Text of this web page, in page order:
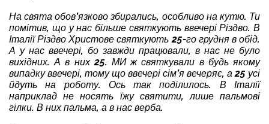
На свята обов’язково збирались, особливо на кутю. Ти
помітив, що у нас більше святкують ввечері Різдво. В
Італії Різдво Христове святкують 25-го грудня в обід.
А у нас ввечері, бо завжди працювали, в нас не було
вихідних. А в них 25. МИ ж святкували в будь якому
випадку ввечері, тому що ввечері сім’я вечеряє, а 25 усі
йдуть на роботу. Ось так поділилось. В Італії
наприклад не носять їжу святити, лише пальмові
гілки. В них пальма, а в нас верба.